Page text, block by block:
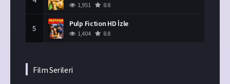
1,951 8.8
5 Pulp Fiction HD İzle
1,404 8.8
Film Serileri